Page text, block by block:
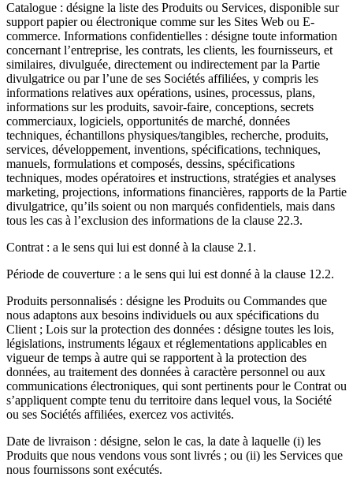
Catalogue : désigne la liste des Produits ou Services, disponible sur
support papier ou électronique comme sur les Sites Web ou E-
commerce. Informations confidentielles : désigne toute information
concernant l’entreprise, les contrats, les clients, les fournisseurs, et
similaires, divulguée, directement ou indirectement par la Partie
divulgatrice ou par l’une de ses Sociétés affiliées, y compris les
informations relatives aux opérations, usines, processus, plans,
informations sur les produits, savoir-faire, conceptions, secrets
commerciaux, logiciels, opportunités de marché, données
techniques, échantillons physiques/tangibles, recherche, produits,
services, développement, inventions, spécifications, techniques,
manuels, formulations et composés, dessins, spécifications
techniques, modes opératoires et instructions, stratégies et analyses
marketing, projections, informations financières, rapports de la Partie
divulgatrice, qu’ils soient ou non marqués confidentiels, mais dans
tous les cas à l’exclusion des informations de la clause 22.3.
Contrat : a le sens qui lui est donné à la clause 2.1.
Période de couverture : a le sens qui lui est donné à la clause 12.2.
Produits personnalisés : désigne les Produits ou Commandes que
nous adaptons aux besoins individuels ou aux spécifications du
Client ; Lois sur la protection des données : désigne toutes les lois,
législations, instruments légaux et réglementations applicables en
vigueur de temps à autre qui se rapportent à la protection des
données, au traitement des données à caractère personnel ou aux
communications électroniques, qui sont pertinents pour le Contrat ou
s’appliquent compte tenu du territoire dans lequel vous, la Société
ou ses Sociétés affiliées, exercez vos activités.
Date de livraison : désigne, selon le cas, la date à laquelle (i) les
Produits que nous vendons vous sont livrés ; ou (ii) les Services que
nous fournissons sont exécutés.